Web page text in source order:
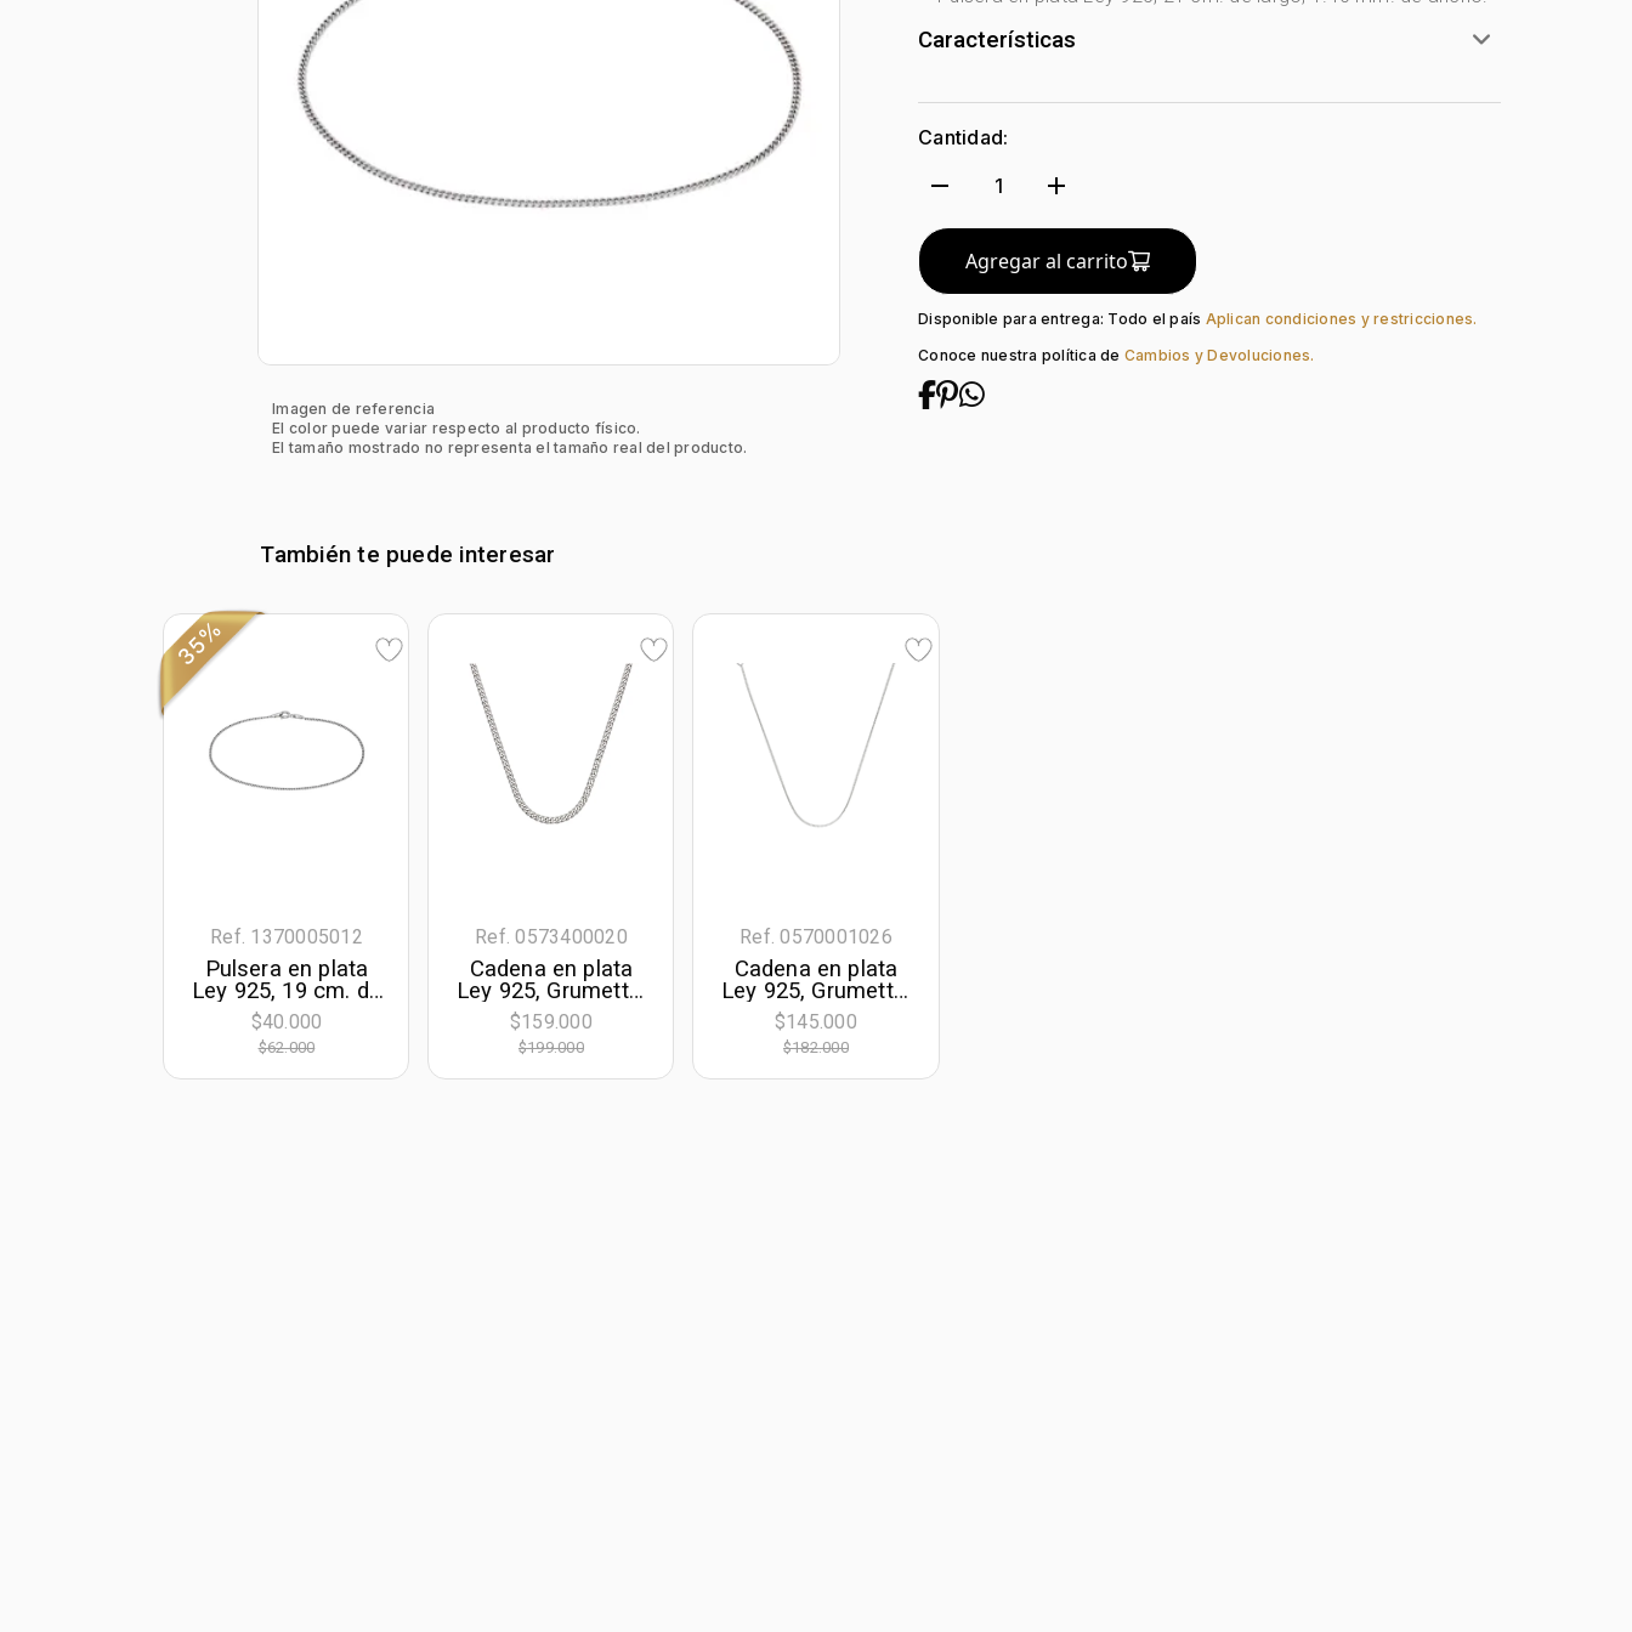
Imagen de referencia
El color puede variar respecto al producto físico.
El tamaño mostrado no representa el tamaño real del producto.
Características
Género: Unisex
Tono Metal:
Metal: Plata Ley 925
Tejido:
Grumette
Longitud: 21
Tipo de terminado: Liso
Cantidad:
remove 1 add
Agregar al carrito
Disponible para entrega: Todo el país Aplican condiciones y restricciones.
Conoce nuestra política de Cambios y Devoluciones.
También te puede interesar
35%
Ref. 1370005012
Pulsera en plata
Ley 925, 19 cm. de
largo, 1.40 mm. de
ancho
$40.000
$62.000
Ref. 0573400020
Cadena en plata
Ley 925, Grumette,
50 cm. de largo,
1.40 mm. de ancho
$159.000
$199.000
Ref. 0570001026
Cadena en plata
Ley 925, Grumette,
45 cm. de largo,
1.40 mm. de ancho
$145.000
$182.000